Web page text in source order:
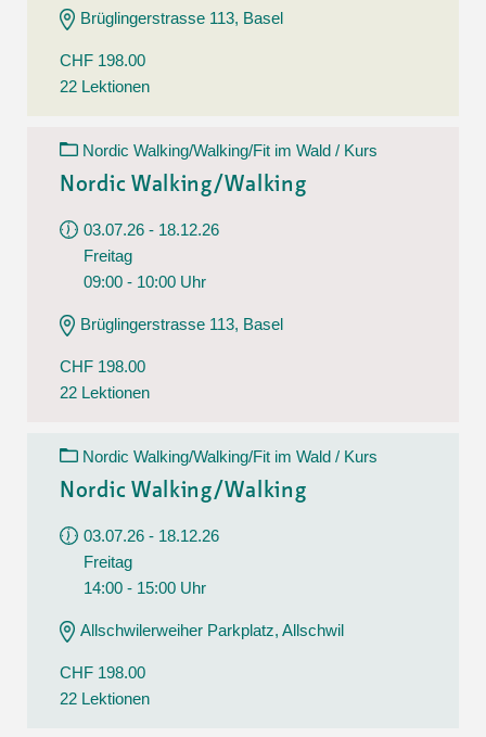
Brüglingerstrasse 113, Basel
CHF 198.00
22 Lektionen
Nordic Walking/Walking/Fit im Wald / Kurs
Nordic Walking/Walking
03.07.26 - 18.12.26
Freitag
09:00 - 10:00 Uhr
Brüglingerstrasse 113, Basel
CHF 198.00
22 Lektionen
Nordic Walking/Walking/Fit im Wald / Kurs
Nordic Walking/Walking
03.07.26 - 18.12.26
Freitag
14:00 - 15:00 Uhr
Allschwilerweiher Parkplatz, Allschwil
CHF 198.00
22 Lektionen